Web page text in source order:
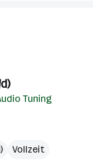
Tuning
Vollzeit